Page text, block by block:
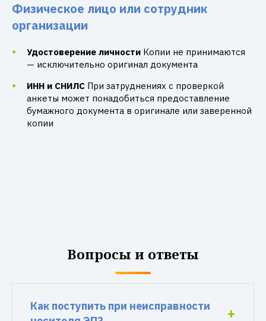
Физическое лицо или сотрудник
организации
Удостоверение личности Копии не принимаются
— исключительно оригинал документа
ИНН и СНИЛС При затруднениях с проверкой
анкеты может понадобиться предоставление
бумажного документа в оригинале или заверенной
копии
Вопросы и ответы
Как поступить при неисправности